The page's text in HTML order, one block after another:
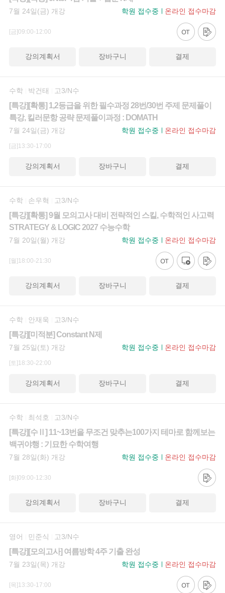
7월 24일(금) 개강 학원 접수중 온라인 접수마감
[금]09:00-12:00
강의계획서 장바구니 결제
수학 박건태 고3/N수
[특강][확통] 1,2등급을 위한 필수과정 28번/30번 주제 문제풀이
특강, 킬러문항 공략 문제풀이과정 : DOMATH
7월 24일(금) 개강 학원 접수중 온라인 접수마감
[금]13:30-17:00
강의계획서 장바구니 결제
수학 손우혁 고3/N수
[특강][확통] 9월 모의고사 대비 전략적인 스킬, 수학적인 사고력
STRATEGY & LOGIC 2027 수능수학
7월 20일(월) 개강 학원 접수중 온라인 접수마감
[월]18:00-21:30
강의계획서 장바구니 결제
수학 안재욱 고3/N수
[특강][미적분] Constant N제
7월 25일(토) 개강 학원 접수중 온라인 접수마감
[토]18:30-22:00
강의계획서 장바구니 결제
수학 최석호 고3/N수
[특강][수Ⅱ] 11~13번을 무조건 맞추는100가지 테마로 함께보는
백귀야행 : 기묘한 수학여행
7월 28일(화) 개강 학원 접수중 온라인 접수마감
[화]09:00-12:30
강의계획서 장바구니 결제
영어 민준식 고3/N수
[특강][모의고사] 여름방학 4주 기출 완성
7월 23일(목) 개강 학원 접수중 온라인 접수마감
[목]13:30-17:00